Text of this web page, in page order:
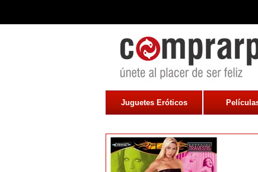
Juguetes Eróticos